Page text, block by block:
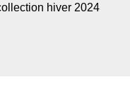
hiver 2024